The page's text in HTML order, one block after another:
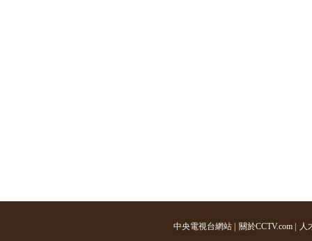
中央電視台網站 關於CCTV.com 人